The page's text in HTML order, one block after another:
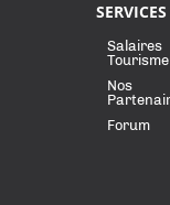
SERVICES
Salaires
Tourisme
Nos
Forum